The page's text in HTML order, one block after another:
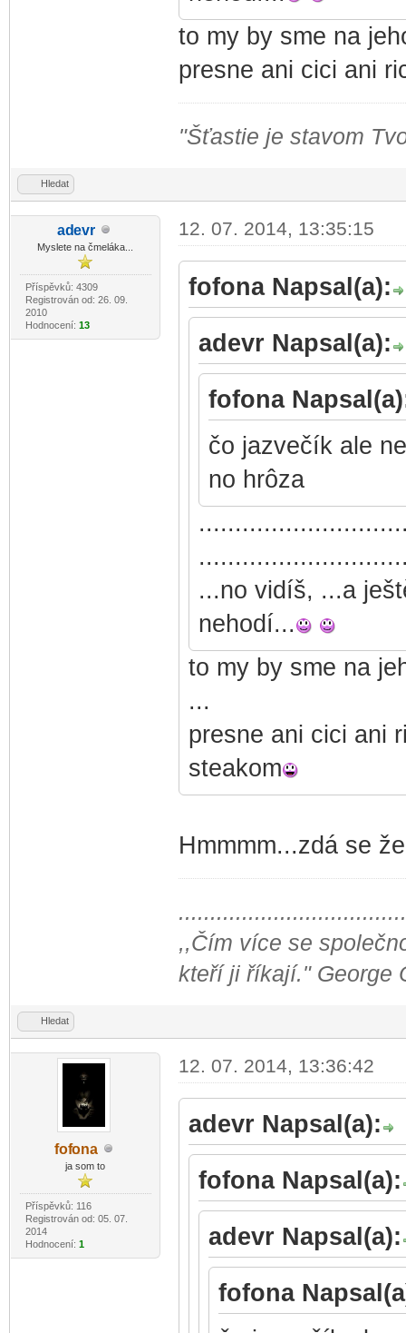
to my by sme na
presne ani cici ani
"Šťastie je stavom
Hledat
adevr
Myslete na čmeláka...
Příspěvků: 4309
Registrován od: 26. 09.
2010
Hodnocení: 13
12. 07. 2014, 13:35:15
fofona Napsal(a):
adevr Napsal(a):
fofona
čo jazvečík ale
no hrôza
...no vidíš, ...a
nehodí...
to my by sme na
...
presne ani cici ani
steakom
Hmmmm...zdá se
,,Čím více se
kteří ji říkají." George
Hledat
fofona
ja som to
Příspěvků: 116
Registrován od: 05. 07.
2014
Hodnocení: 1
12. 07. 2014, 13:36:42
adevr Napsal(a):
fofona Napsal(a):
adevr Napsal(a):
fofona